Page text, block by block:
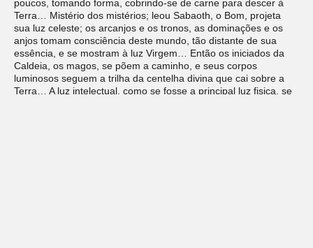
poucos, tomando forma, cobrindo-se de carne para descer à
Terra… Mistério dos mistérios; leou Sabaoth, o Bom, projeta
sua luz celeste; os arcanjos e os tronos, as dominações e os
anjos tomam consciência deste mundo, tão distante de sua
essência, e se mostram à luz Virgem… Então os iniciados da
Caldeia, os magos, se põem a caminho, e seus corpos
luminosos seguem a trilha da centelha divina que cai sobre a
Terra… A luz intelectual, como se fosse a principal luz fisica, se